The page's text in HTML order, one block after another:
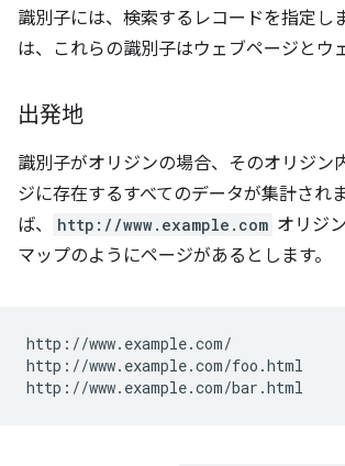
識別子には、検索するレコードを指定し
は、これらの識別子はウェブページとウ
出発地
識別子がオリジンの場合、そのオリジン
ジに存在するすべてのデータが集計され
ば、
http://www.example.com オリジ
マップのようにページがあるとします。
http://www.example.com/
http://www.example.com/foo.html